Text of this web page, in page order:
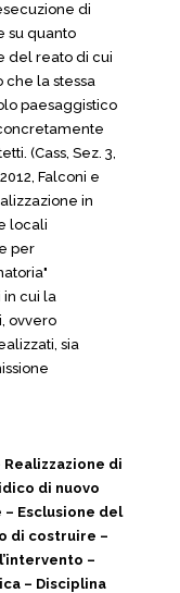
di
su quanto
del reato di cui
che la stessa
paesaggistico
(Cass, Sez. 3,
Falconi e
in
locali
per
in cui la
ovvero
sia
Realizzazione di
di nuovo
Esclusione del
di costruire –
–
– Disciplina